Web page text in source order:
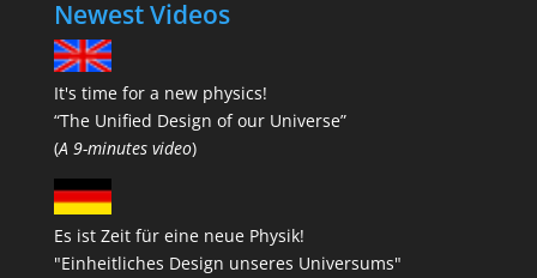
Newest Videos
It's time for a new physics!
“The Unified Design of our Universe”
(A 9-minutes video)
Es ist Zeit für eine neue Physik!
"Einheitliches Design unseres Universums"